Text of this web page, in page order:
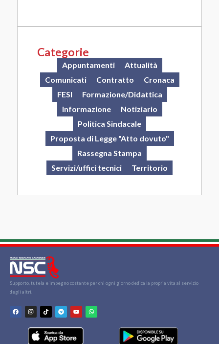
Categorie
Appuntamenti
Attualità
Comunicati
Contratto
Cronaca
FESI
Formazione/Didattica
Informazione
Notiziario
Politica Sindacale
Proposta di Legge "Atto dovuto"
Rassegna Stampa
Servizi/uffici tecnici
Territorio
Supporto, tutela e impegno costante per chi ogni giorno dedica la propria vita al servizio
degli altri.